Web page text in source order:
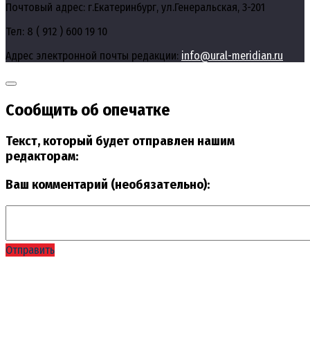
Почтовый адрес: г.Екатеринбург, ул.Генеральская, 3-201
Тел: 8 ( 912 ) 600 19 10
Адрес электронной почты редакции: info@ural-meridian.ru
Сообщить об опечатке
Текст, который будет отправлен нашим
редакторам:
Ваш комментарий (необязательно):
Отправить